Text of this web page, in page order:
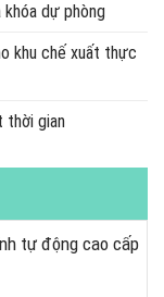
dự phòng
khu chế xuất thực
thời gian
tự động cao cấp